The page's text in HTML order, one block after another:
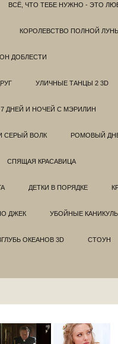
ВСЁ, ЧТО ТЕБЕ НУЖНО - ЭТО
КОРОЛЕВСТВО ПОЛНОЙ
ДОБЛЕСТИ
УЛИЧНЫЕ ТАНЦЫ 2 3D
7 ДНЕЙ И НОЧЕЙ С МЭРИЛИН
СЕРЫЙ ВОЛК РОМОВЫЙ
СПЯЩАЯ КРАСАВИЦА
ДЕТКИ В ПОРЯДКЕ
ДЖЕК УБОЙНЫЕ
ОКЕАНОВ 3D СТОУН